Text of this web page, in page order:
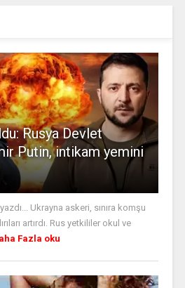
Rusya Devlet
Putin, intikam yemini
Ukrayna askeri, sınıra komşu
artırdı. Rus yetkililer okul ve
Fazla oku